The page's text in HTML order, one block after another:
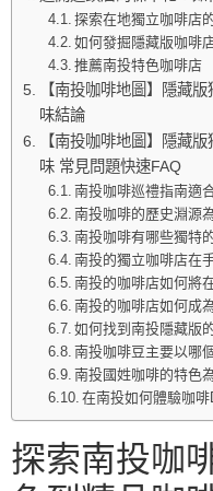
探索在地獨立咖啡店
如何發掘隱藏版咖啡
推薦南投特色咖啡店
【南投咖啡地圖】隱藏
味結論
【南投咖啡地圖】隱藏
味 常見問題快速FAQ
南投咖啡巡禮指南適
南投咖啡的歷史淵源
南投咖啡有哪些獨特
南投的獨立咖啡店在
南投的咖啡店如何將
南投的咖啡店如何成
如何找到南投隱藏版
南投咖啡豆主要以哪
南投國姓咖啡的特色
在南投如何體驗咖啡
探索南投咖